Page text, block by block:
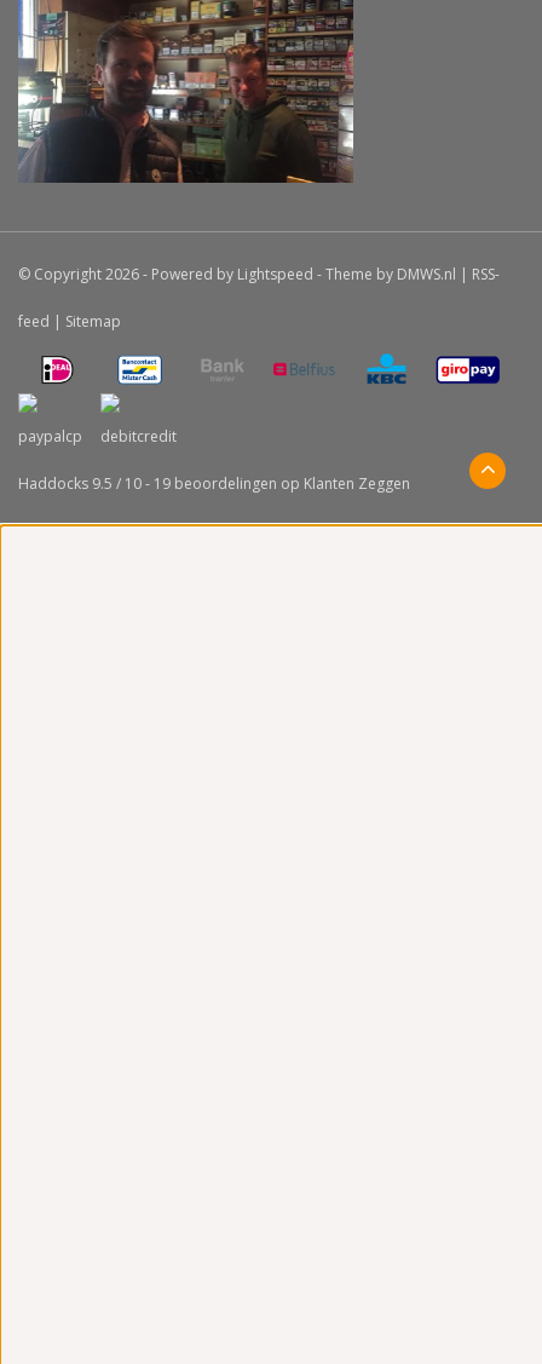
© Copyright 2026 - Powered by Lightspeed - Theme by DMWS.nl | RSS-
feed | Sitemap
Haddocks 9.5 / 10- 19 beoordelingen op Klanten Zeggen